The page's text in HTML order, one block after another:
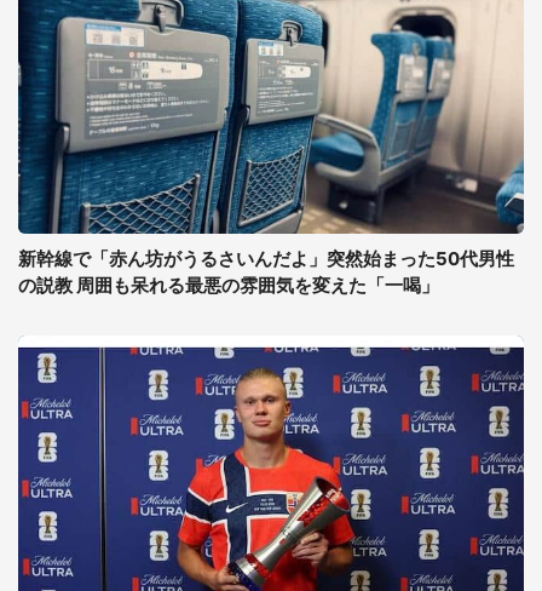
新幹線で「赤ん坊がうるさいんだよ」突然始まった50代男性
の説教 周囲も呆れる最悪の雰囲気を変えた「一喝」